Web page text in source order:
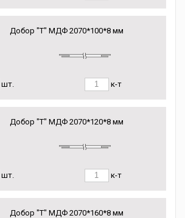
Добор "Т" МДФ 2070*100*8 мм
шт. к-т
Добор "Т" МДФ 2070*120*8 мм
шт. к-т
Добор "Т" МДФ 2070*160*8 мм